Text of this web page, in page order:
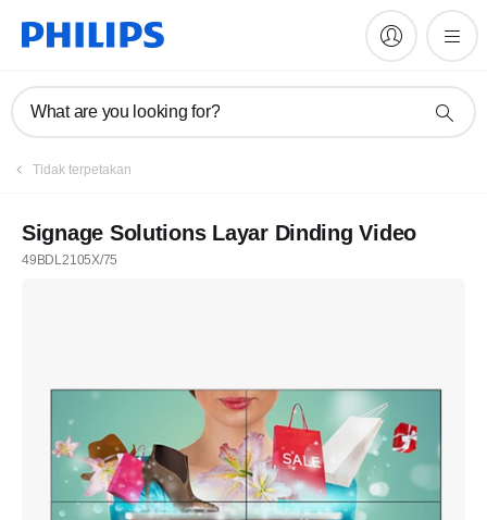
What are you looking for?
Daftar
Tidak terpetakan
Signage Solutions Layar Dinding Video
49BDL2105X/75